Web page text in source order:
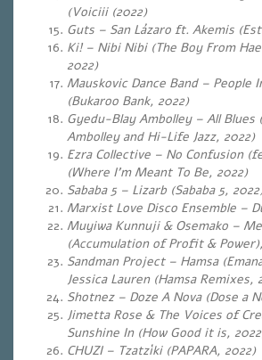
(Voiciii (2022)
Guts – San Lázaro ft. Akemis
Ki! – Nibi Nibi (The Boy From
2022)
Mauskovic Dance Band – People
(Bukaroo Bank, 2022)
Gyedu-Blay Ambolley – All Blues
Ambolley and Hi-Life Jazz, 2022)
Ezra Collective – No Confusion
(Where I’m Meant To Be, 2022)
Sababa 5 – Lizarb (Sababa 5,
Marxist Love Disco Ensemble –
Muyiwa Kunnuji & Osemako –
(Accumulation of Profit &
Sandman Project – Hamsa
Jessica Lauren (Hamsa Remixes,
Shotnez – Doze A Nova (Dose a
Jimetta Rose & The Voices of
Sunshine In (How Good it is,
CHUZI – Tzatzìki (PAPARA, 2022)